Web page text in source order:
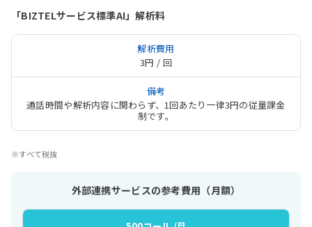
「BIZTELサービス標準AI」解析料
3円 / 回
通話時間や解析内容に関わらず、1回あたり一律3円の従量課金
制です。
※すべて税抜
外部連携サービスの参考費用（月額）